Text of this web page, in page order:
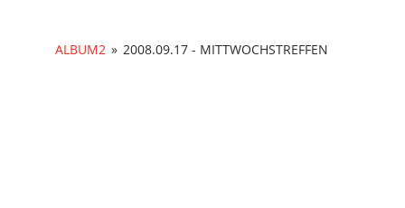
ALBUM2 » 2008.09.17 - MITTWOCHSTREFFEN